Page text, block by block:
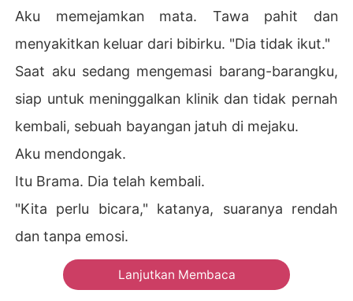
Aku memejamkan mata. Tawa pahit dan
menyakitkan keluar dari bibirku. "Dia tidak ikut."
Saat aku sedang mengemasi barang-barangku,
siap untuk meninggalkan klinik dan tidak pernah
kembali, sebuah bayangan jatuh di mejaku.
Aku mendongak.
Itu Brama. Dia telah kembali.
"Kita perlu bicara," katanya, suaranya rendah
dan tanpa emosi.
Lanjutkan Membaca